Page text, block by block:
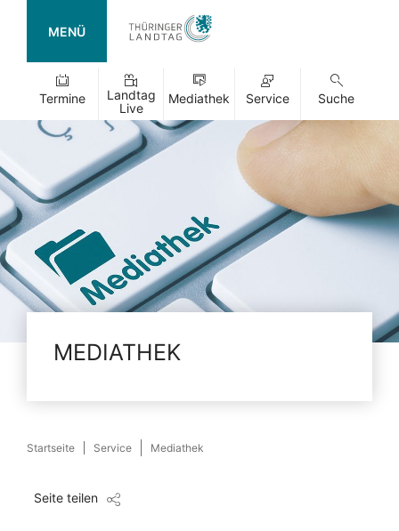
MENÜ
Termine
Landtag
Live
Mediathek Service Suche
MEDIATHEK
Startseite Service Mediathek
Seite teilen